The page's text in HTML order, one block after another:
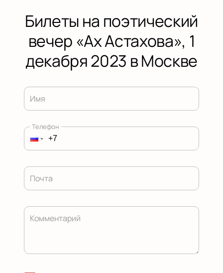
Билеты на поэтический
вечер «Ах Астахова», 1
декабря 2023 в Москве
Имя
Телефон
Почта
Комментарий